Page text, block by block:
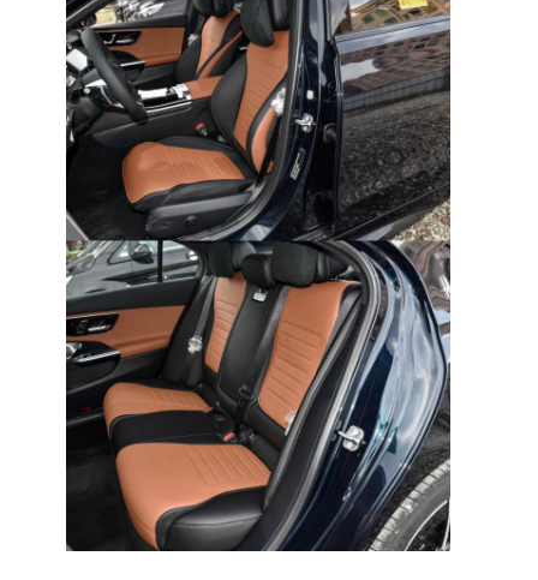
Video
Su di noi
Visita alla fabbrica
Contattaci
Mercedes Benz Ev
Mercedes Benz Sedana
SUV Mercedes Benz
Auto elettrica Mercedes Benz